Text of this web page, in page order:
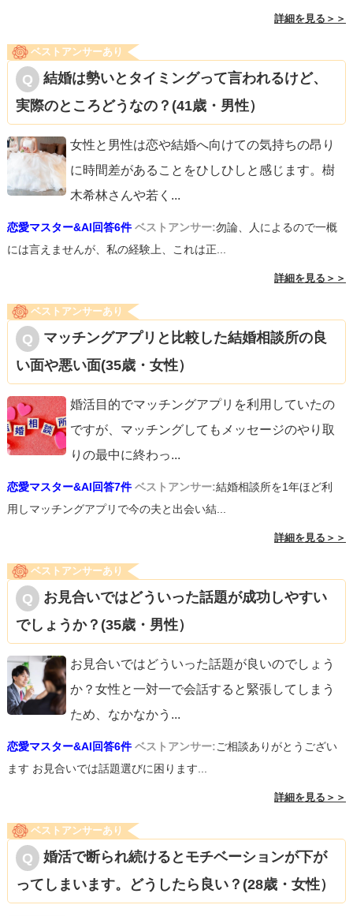
詳細を見る＞＞
ベストアンサーあり
結婚は勢いとタイミングって言われるけど、
実際のところどうなの？(41歳・男性）
女性と男性は恋や結婚へ向けての気持ちの昂り
に時間差があることをひしひしと感じます。樹
木希林さんや若く ...
恋愛マスター&AI回答6件 ベストアンサー:勿論、人によるので一概
には言えませんが、私の経験上、これは正...
詳細を見る＞＞
ベストアンサーあり
マッチングアプリと比較した結婚相談所の良
い面や悪い面(35歳・女性）
婚活目的でマッチングアプリを利用していたの
ですが、マッチングしてもメッセージのやり取
りの最中に終わっ...
恋愛マスター&AI回答7件 ベストアンサー:結婚相談所を1年ほど利
用しマッチングアプリで今の夫と出会い結...
詳細を見る＞＞
ベストアンサーあり
お見合いではどういった話題が成功しやすい
でしょうか？(35歳・男性）
お見合いではどういった話題が良いのでしょう
か？女性と一対一で会話すると緊張してしまう
ため、なかなかう ...
恋愛マスター&AI回答6件 ベストアンサー:ご相談ありがとうござい
ます お見合いでは話題選びに困ります...
詳細を見る＞＞
ベストアンサーあり
婚活で断られ続けるとモチベーションが下が
ってしまいます。どうしたら良い？(28歳・女性）